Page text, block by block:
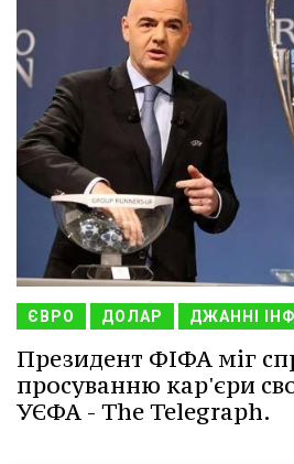
ЄВРО ДОЛАР ДЖАННІ
Президент ФІФА міг
просуванню кар'єри
УЄФА - The Telegraph.